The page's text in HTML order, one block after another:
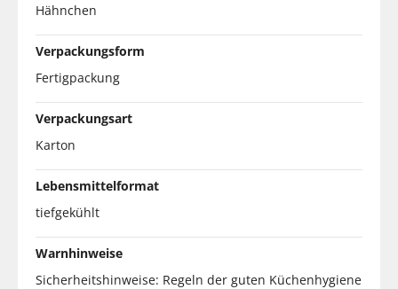
Hähnchen
Verpackungsform
Fertigpackung
Verpackungsart
Karton
Lebensmittelformat
tiefgekühlt
Warnhinweise
Sicherheitshinweise: Regeln der guten Küchenhygiene